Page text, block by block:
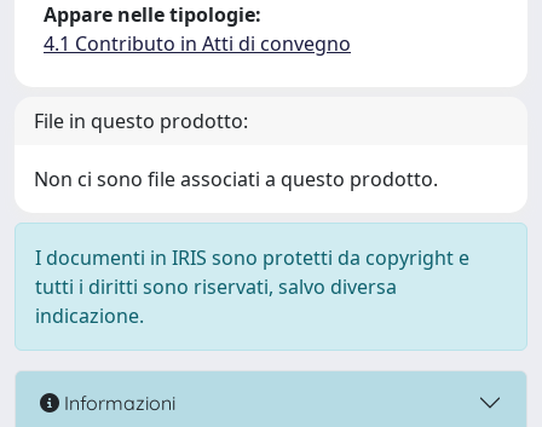
Appare nelle tipologie:
4.1 Contributo in Atti di convegno
File in questo prodotto:
Non ci sono file associati a questo prodotto.
I documenti in IRIS sono protetti da copyright e
tutti i diritti sono riservati, salvo diversa
indicazione.
Informazioni